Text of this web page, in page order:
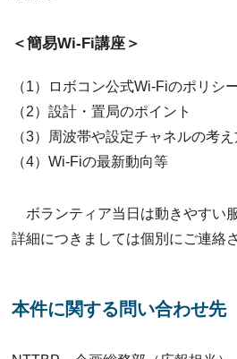
＜簡易Wi-Fi講座＞
（1）ロボコン公式Wi-Fiのポリシ
（2）設計・置局のポイント
（3）周波帯や設定チャネルの考
（4）Wi-Fiの最新動向等
ボランティア当日は動きやすい
詳細につきましては個別にご連絡
本件に関する問い合わせ先